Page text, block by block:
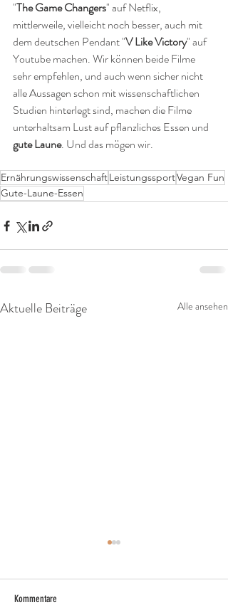
"The Game Changers" auf Netflix,
mittlerweile, vielleicht noch besser, auch mit
dem deutschen Pendant "V Like Victory" auf
Youtube machen. Wir können beide Filme
sehr empfehlen, und auch wenn sicher nicht
alle Aussagen schon mit wissenschaftlichen
Studien hinterlegt sind, machen die Filme
unterhaltsam Lust auf pflanzliches Essen und
gute Laune. Und das mögen wir.
ErnährungswissenschaftLeistungssportVegan Fun
Gute-Laune-Essen
Aktuelle Beiträge Alle ansehen
Kommentare